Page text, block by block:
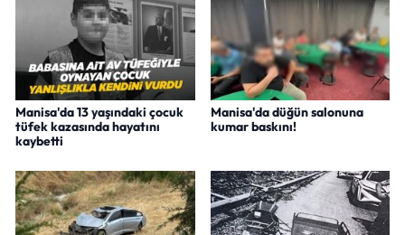
Manisa'da 13 yaşındaki çocuk
tüfek kazasında hayatını
kaybetti
Manisa'da düğün salonuna
kumar baskını!